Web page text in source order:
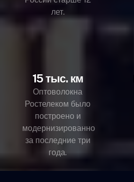
лет.
15 тыс. км
Оптоволокна
Ростелеком было
построено и
модернизированно
за последние три
года.